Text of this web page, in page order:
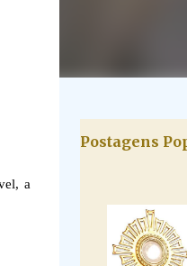
a
Postagens